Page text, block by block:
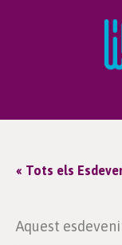
« Tots els
Aquest